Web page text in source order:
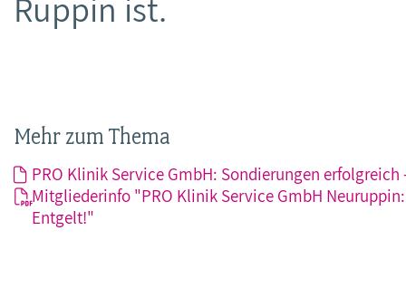
Ruppin ist.
Mehr zum Thema
PRO Klinik Service GmbH: Sondierungen
Mitgliederinfo "PRO Klinik Service GmbH
Entgelt!"